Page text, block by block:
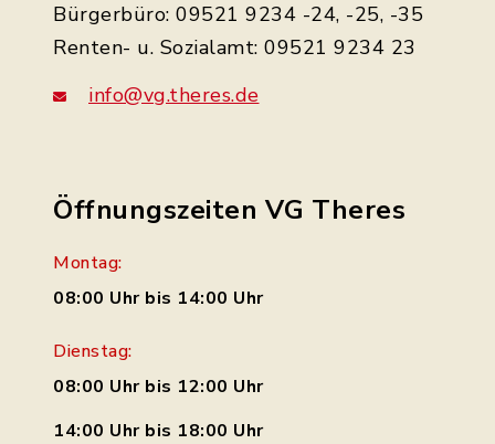
Bürgerbüro: 09521 9234 -24, -25, -35
Renten- u. Sozialamt: 09521 9234 23
info@vg.theres.de
Öffnungszeiten VG Theres
Montag:
08:00 Uhr bis 14:00 Uhr
Dienstag:
08:00 Uhr bis 12:00 Uhr
14:00 Uhr bis 18:00 Uhr